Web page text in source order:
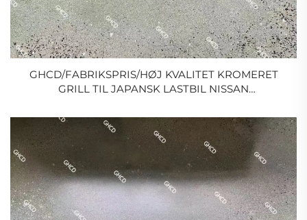
GHCD/FABRIKSPRIS/HØJ KVALITET KROMERET
GRILL TIL JAPANSK LASTBIL NISSAN